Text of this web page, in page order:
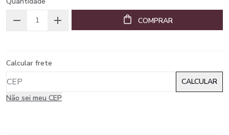
COMPRAR
Calcular frete
Não sei meu CEP